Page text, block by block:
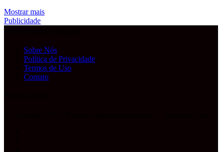
Mostrar mais
Publicidade
Sobre Nós
Política de Privacidade
Termos de Uso
Contato